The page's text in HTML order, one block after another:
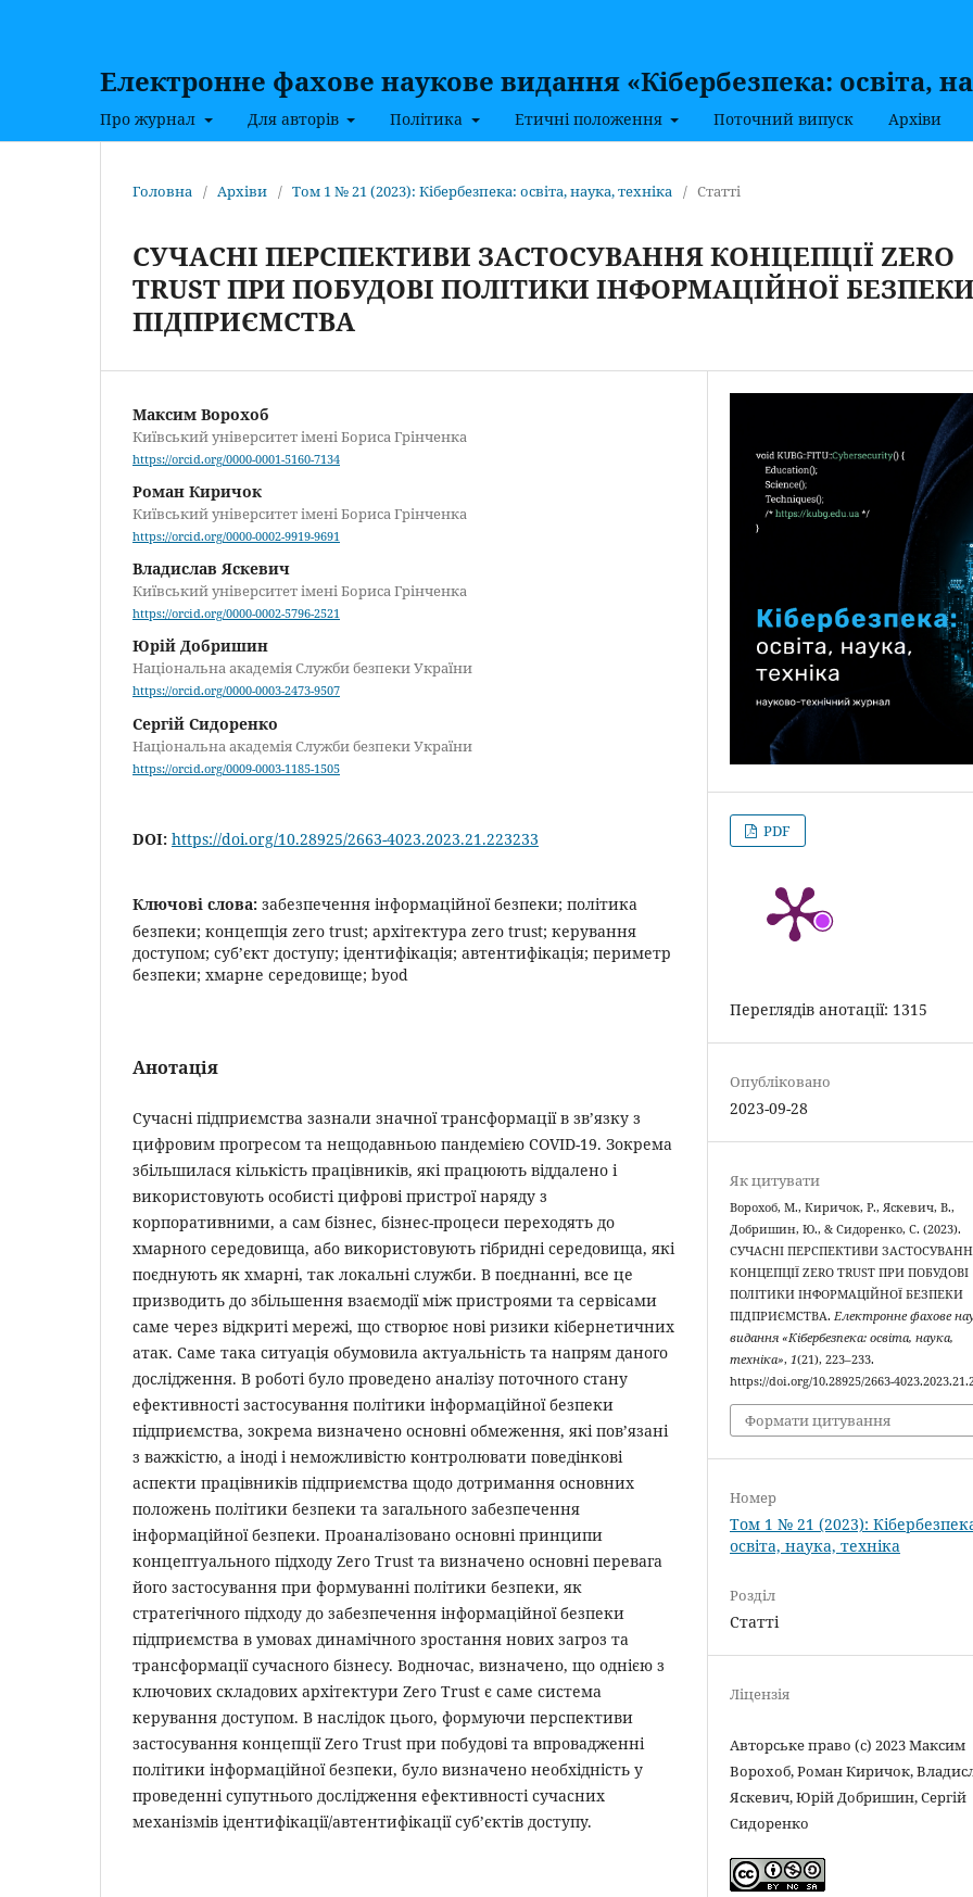
Електронне фахове наукове видання «Кібербезпека: освіта,
Про журнал Для авторів Політика Етичні положення Поточний випуск Архіви
Головна / Архіви / Том 1 № 21 (2023): Кібербезпека: освіта, наука, техніка / Статті
СУЧАСНІ ПЕРСПЕКТИВИ ЗАСТОСУВАННЯ КОНЦЕПЦІЇ ZERO
TRUST ПРИ ПОБУДОВІ ПОЛІТИКИ ІНФОРМАЦІЙНОЇ БЕЗПЕКИ
ПІДПРИЄМСТВА
Максим Ворохоб
Київський університет імені Бориса Грінченка
https://orcid.org/0000-0001-5160-7134
Роман Киричок
Київський університет імені Бориса Грінченка
https://orcid.org/0000-0002-9919-9691
Владислав Яскевич
Київський університет імені Бориса Грінченка
https://orcid.org/0000-0002-5796-2521
Юрій Добришин
Національна академія Служби безпеки України
https://orcid.org/0000-0003-2473-9507
Сергій Сидоренко
Національна академія Служби безпеки України
https://orcid.org/0009-0003-1185-1505
DOI: https://doi.org/10.28925/2663-4023.2023.21.223233
Ключові слова: забезпечення інформаційної безпеки; політика
безпеки; концепція zero trust; архітектура zero trust; керування
доступом; суб’єкт доступу; ідентифікація; автентифікація; периметр
безпеки; хмарне середовище; byod
Анотація
Сучасні підприємства зазнали значної трансформації в зв’язку з
цифровим прогресом та нещодавньою пандемією COVID-19. Зокрема
збільшилася кількість працівників, які працюють віддалено і
використовують особисті цифрові пристрої наряду з
корпоративними, а сам бізнес, бізнес-процеси переходять до
хмарного середовища, або використовують гібридні середовища, які
поєднують як хмарні, так локальні служби. В поєднанні, все це
призводить до збільшення взаємодії між пристроями та сервісами
саме через відкриті мережі, що створює нові ризики кібернетичних
атак. Саме така ситуація обумовила актуальність та напрям даного
дослідження. В роботі було проведено аналізу поточного стану
ефективності застосування політики інформаційної безпеки
підприємства, зокрема визначено основні обмеження, які пов’язані
з важкістю, а іноді і неможливістю контролювати поведінкові
аспекти працівників підприємства щодо дотримання основних
положень політики безпеки та загального забезпечення
інформаційної безпеки. Проаналізовано основні принципи
концептуального підходу Zero Trust та визначено основні перевага
його застосування при формуванні політики безпеки, як
стратегічного підходу до забезпечення інформаційної безпеки
підприємства в умовах динамічного зростання нових загроз та
трансформації сучасного бізнесу. Водночас, визначено, що однією з
ключових складових архітектури Zero Trust є саме система
керування доступом. В наслідок цього, формуючи перспективи
застосування концепції Zero Trust при побудові та впровадженні
політики інформаційної безпеки, було визначено необхідність у
проведенні супутнього дослідження ефективності сучасних
механізмів ідентифікації/автентифікації суб’єктів доступу.
PDF
Переглядів анотації: 1315
Опубліковано
2023-09-28
Як цитувати
Ворохоб, М., Киричок, Р., Яскевич, В.,
Добришин, Ю., & Сидоренко, С. (2023).
СУЧАСНІ ПЕРСПЕКТИВИ
КОНЦЕПЦІЇ ZERO TRUST ПРИ ПОБУДОВІ
ПОЛІТИКИ ІНФОРМАЦІЙНОЇ БЕЗПЕКИ
ПІДПРИЄМСТВА.Електронне фахове
видання «Кібербезпека: освіта, наука,
техніка»,1(21), 223–233.
https://doi.org/10.28925/2663-
Формати цитування
Номер
Том 1 № 21 (2023):
освіта, наука, техніка
Розділ
Статті
Ліцензія
Авторське право (c) 2023 Максим
Ворохоб, Роман Киричок,
Яскевич, Юрій Добришин, Сергій
Сидоренко